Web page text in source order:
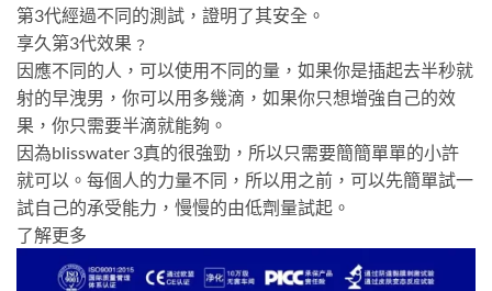
第3代經過不同的測試，證明了其安全。
享久第3代效果﹖
因應不同的人，可以使用不同的量，如果你是插起去半秒就
射的早洩男，你可以用多幾滴，如果你只想增強自己的效
果，你只需要半滴就能夠。
因為blisswater 3真的很強勁，所以只需要簡簡單單的小許
就可以。每個人的力量不同，所以用之前，可以先簡單試一
試自己的承受能力，慢慢的由低劑量試起。
了解更多